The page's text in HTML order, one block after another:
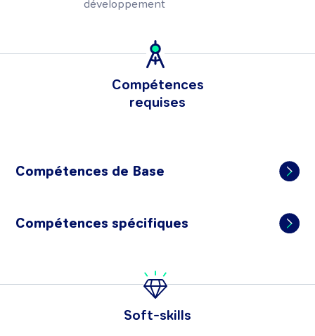
développement
Compétences
requises
Compétences de Base
Compétences spécifiques
Soft-skills